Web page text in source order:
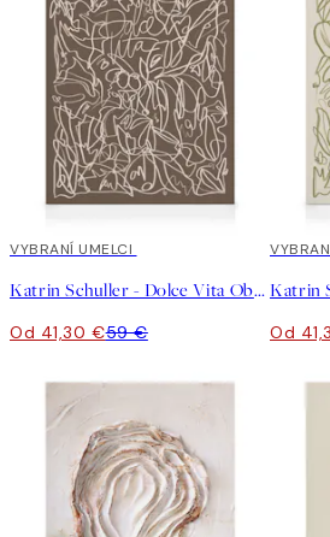
30%*
VYBRANÍ UMELCI
Katrin Schuller - Dolce Vita Obraz na plátne
Od 41,30 €59 €
30%*
Od